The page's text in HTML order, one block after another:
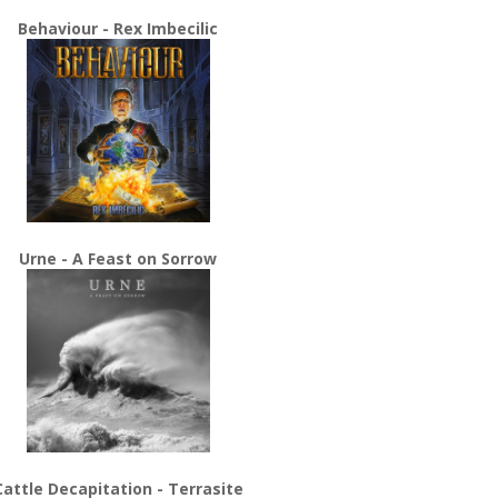
Behaviour - Rex Imbecilic
Urne - A Feast on Sorrow
Decapitation - Terrasite